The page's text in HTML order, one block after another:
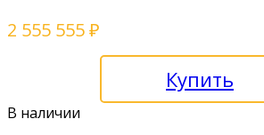
2 555 555₽
Купить
В наличии